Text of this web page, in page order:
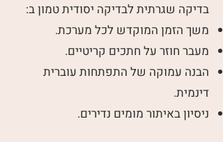
בדיקה שגרתית לבדיקה יסודית טמון ב:
משך הזמן המוקדש לכל מערכת.
מעבר חוזר על חתכים קריטיים.
הבנה עמוקה של התפתחות עוברית
דינמית.
ניסיון באיתור מומים נדירים.